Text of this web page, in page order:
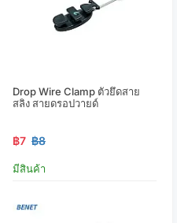
Drop Wire Clamp ตัวยึดสาย
สลิง สายดรอปวายด์
฿7 ฿8
มีสินค้า